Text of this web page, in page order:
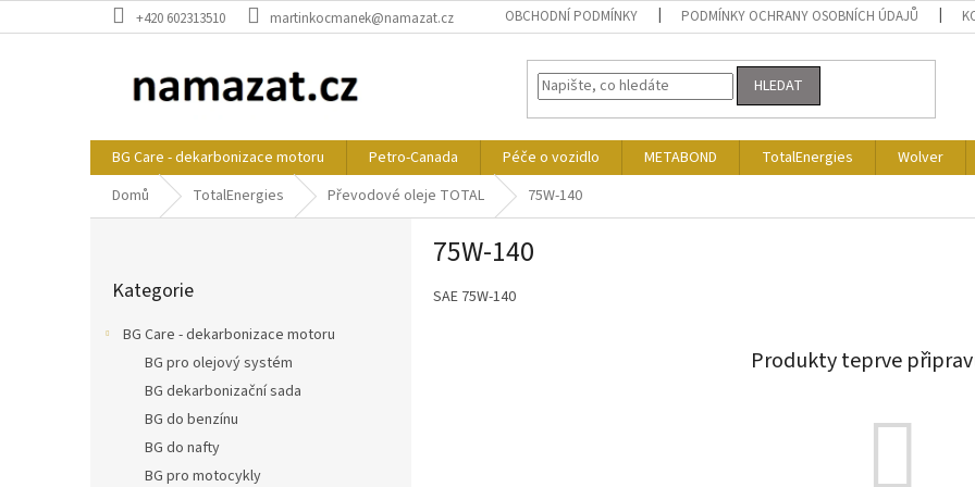
na
+420 602313510 martinkocmanek@namazat.cz OBCHODNÍ PODMÍNKY PODMÍNKY OCHRANY OSOBNÍCH ÚDAJŮ
HLEDAT
BG Care - dekarbonizace motoru Petro-Canada Péče o vozidlo METABOND TotalEnergies Wolver
Domů
TotalEnergies Převodové oleje TOTAL 75W-140
kategorie
Kategorie
BG Care - dekarbonizace motoru
BG pro olejový systém
BG dekarbonizační sada
BG do benzínu
BG do nafty
BG pro motocykly
75W-140
SAE 75W-140
Produkty teprve